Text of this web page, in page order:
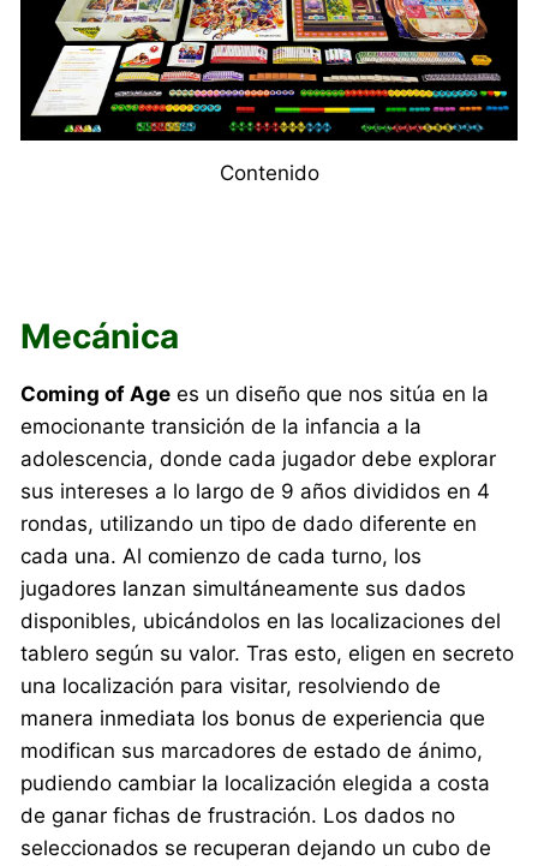
Contenido
Mecánica
Coming of Age es un diseño que nos sitúa en la
emocionante transición de la infancia a la
adolescencia, donde cada jugador debe explorar
sus intereses a lo largo de 9 años divididos en 4
rondas, utilizando un tipo de dado diferente en
cada una. Al comienzo de cada turno, los
jugadores lanzan simultáneamente sus dados
disponibles, ubicándolos en las localizaciones del
tablero según su valor. Tras esto, eligen en secreto
una localización para visitar, resolviendo de
manera inmediata los bonus de experiencia que
modifican sus marcadores de estado de ánimo,
pudiendo cambiar la localización elegida a costa
de ganar fichas de frustración. Los dados no
seleccionados se recuperan dejando un cubo de